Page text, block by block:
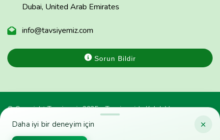
×
Daha iyi bir deneyim için
Dubai, United Arab Emirates
info@tavsiyemiz.com
Sorun Bildir
© Copyright Tavsiyemiz 2025 - Tavsiyemiz'e Kulak Ver